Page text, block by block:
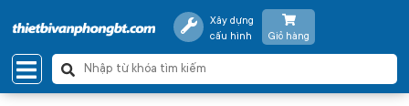
Xây dựng
cấu hình
Giỏ hàng